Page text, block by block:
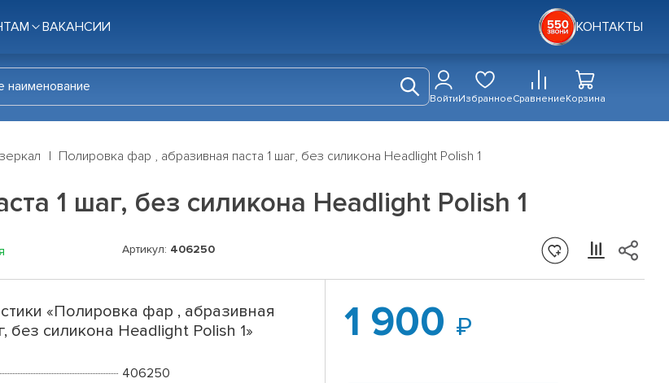
ВАКАНСИИ КОНТАКТЫ
ВойтиИзбранноеСравнениеКорзина
Полировка фар , абразивная паста 1 шаг, без силикона Headlight Polish 1
1 шаг, без силикона Headlight Polish 1
Артикул: 406250
«Полировка фар , абразивная
без силикона Headlight Polish 1»
406250
1 900